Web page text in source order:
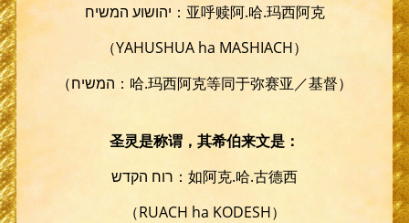
יהושוע המשיח：亚呼赎阿.哈.玛西阿克
（YAHUSHUA ha MASHIACH）
（המשיח：哈.玛西阿克等同于弥赛亚／基督）
圣灵是称谓，其希伯来文是：
רוח הקדש：如阿克.哈.古德西
（RUACH ha KODESH）